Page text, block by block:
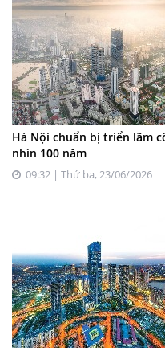
Hà Nội chuẩn bị triển lãm
nhìn 100 năm
09:32 | Thứ ba, 23/06/2026